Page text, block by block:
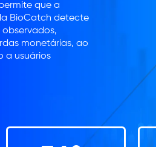
que a
BioCatch detecte
monetárias, ao
a usuários